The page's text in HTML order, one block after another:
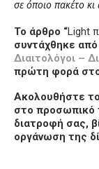
σε όποιο πακέτο κι
Το άρθρο “Light
συντάχθηκε
Διαιτολόγοι –
πρώτη φορά
Ακολουθήστε
στο προσωπικό
διατροφή σας,
οργάνωση της